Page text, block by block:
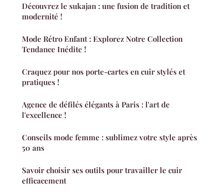
Découvrez le sukajan : une fusion de tradition et
modernité !
Mode Rétro Enfant : Explorez Notre Collection
Tendance Inédite !
Craquez pour nos porte-cartes en cuir stylés et
pratiques !
Agence de défilés élégants à Paris : l'art de
l'excellence !
Conseils mode femme : sublimez votre style après
50 ans
Savoir choisir ses outils pour travailler le cuir
efficacement